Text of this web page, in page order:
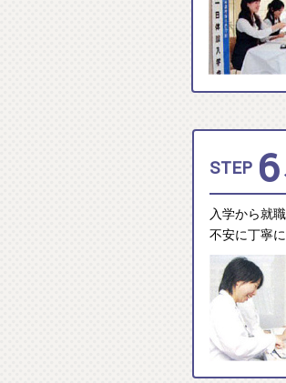
STEP 6
入学から就
不安に丁寧